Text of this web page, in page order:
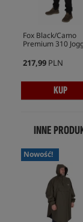
Fox Black/Camo
Premium 310
217,99 PLN
KUP
INNE
Nowość!